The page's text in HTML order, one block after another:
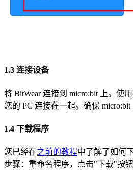
1.3 连接设备
将 BitWear 连接到 micro:bit 上。使
您的 PC 连接在一起。确保 micro:bit
1.4 下载程序
您已经在之前的教程中了解了如何
步骤：重命名程序，点击"下载"按